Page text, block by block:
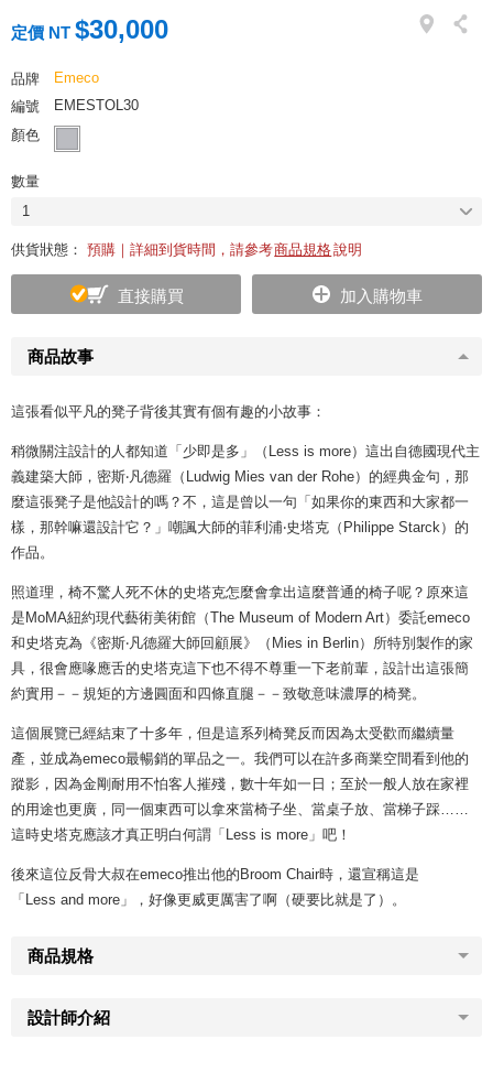
商品故事
這張看似平凡的凳子背後其實有個有趣的小故事：
稍微關注設計的人都知道「少即是多」（Less is more）這出自德國現代主
義建築大師，密斯‧凡德羅（Ludwig Mies van der Rohe）的經典金句，那
麼這張凳子是他設計的嗎？不，這是曾以一句「如果你的東西和大家都一
樣，那幹嘛還設計它？」嘲諷大師的菲利浦‧史塔克（Philippe Starck）的
作品。
照道理，椅不驚人死不休的史塔克怎麼會拿出這麼普通的椅子呢？原來這
是MoMA紐約現代藝術美術館（The Museum of Modern Art）委託emeco
和史塔克為《密斯‧凡德羅大師回顧展》（Mies in Berlin）所特別製作的家
具，很會應喙應舌的史塔克這下也不得不尊重一下老前輩，設計出這張簡
約實用－－規矩的方邊圓面和四條直腿－－致敬意味濃厚的椅凳。
這個展覽已經結束了十多年，但是這系列椅凳反而因為太受歡而繼續量
產，並成為emeco最暢銷的單品之一。我們可以在許多商業空間看到他的
蹤影，因為金剛耐用不怕客人摧殘，數十年如一日；至於一般人放在家裡
的用途也更廣，同一個東西可以拿來當椅子坐、當桌子放、當梯子踩……
這時史塔克應該才真正明白何謂「Less is more」吧！
後來這位反骨大叔在emeco推出他的Broom Chair時，還宣稱這是
「Less and more」，好像更威更厲害了啊（硬要比就是了）。
商品規格
設計師介紹
定價 NT $30,000
品牌
Emeco
編號
EMESTOL30
顏色
數量
1
供貨狀態： 預購｜詳細到貨時間，請參考商品規格說明
直接購買 加入購物車